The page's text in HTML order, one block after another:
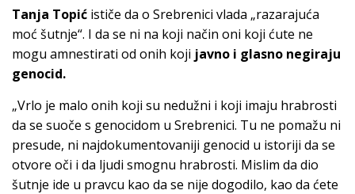
Tanja Topić ističe da o Srebrenici vlada „razarajuća
moć šutnje“. I da se ni na koji način oni koji ćute ne
mogu amnestirati od onih koji javno i glasno negiraju
genocid.
„Vrlo je malo onih koji su nedužni i koji imaju hrabrosti
da se suoče s genocidom u Srebrenici. Tu ne pomažu ni
presude, ni najdokumentovaniji genocid u istoriji da se
otvore oči i da ljudi smognu hrabrosti. Mislim da dio
šutnje ide u pravcu kao da se nije dogodilo, kao da ćete